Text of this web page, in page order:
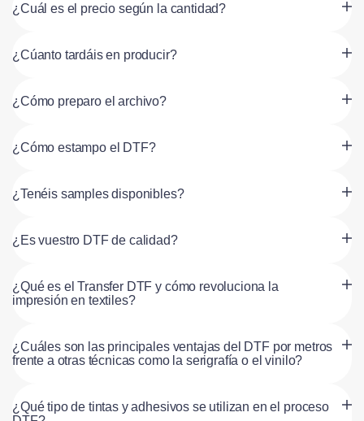
¿Cuál es el precio según la cantidad?
¿Cúanto tardáis en producir?
¿Cómo preparo el archivo?
¿Cómo estampo el DTF?
¿Tenéis samples disponibles?
¿Es vuestro DTF de calidad?
¿Qué es el Transfer DTF y cómo revoluciona la
impresión en textiles?
¿Cuáles son las principales ventajas del DTF por metros
frente a otras técnicas como la serigrafía o el vinilo?
¿Qué tipo de tintas y adhesivos se utilizan en el proceso